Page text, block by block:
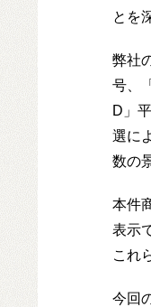
とを
弊社
号、
D」
選に
数の
本件
表示
これ
今回